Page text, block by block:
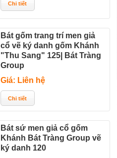
Bát gốm trang trí men giả
cổ vẽ ký danh gốm Khánh
"Thu Sang" 125| Bát Tràng
Group
Giá: Liên hệ
Bát sứ men giả cổ gốm
Khánh Bát Tràng Group vẽ
ký danh 120